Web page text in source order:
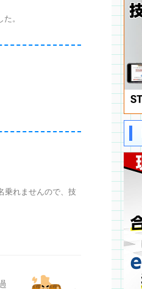
。
れませんので、技